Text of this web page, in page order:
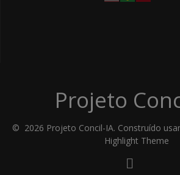
Projeto
© 2026 Projeto Concil-IA. Construído
Highlight Theme